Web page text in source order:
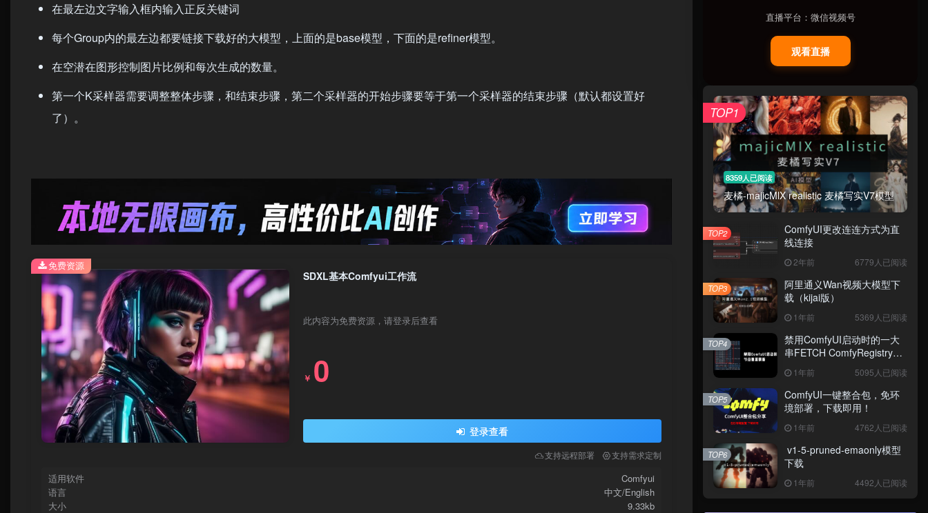
在最左边文字输入框内输入正反关键词
每个Group内的最左边都要链接下载好的大模型，上面的是base模型，下面的是refiner模型。
在空潜在图形控制图片比例和每次生成的数量。
第一个K采样器需要调整整体步骤，和结束步骤，第二个采样器的开始步骤要等于第一个采样器的结束步骤（默认都设置好
了）。
SDXL基本Comfyui工作流
此内容为免费资源，请登录后查看
￥ 0
登录查看
支持远程部署 支持需求定制
适用软件
Comfyui
语言
中文/English
大小
9.33kb
免费资源
直播平台：微信视频号
观看直播
8359人已阅读
麦橘-majicMlX realistic 麦橘写实V7模型
TOP1
ComfyUI更改连连方式为直
线连接
2年前 6779人已阅读
TOP2
阿里通义Wan视频大模型下
载（kijai版）
1年前 5369人已阅读
TOP3
禁用ComfyUI启动时的一大
串FETCH ComfyRegistry
1年前 5095人已阅读
TOP4
ComfyUI一键整合包，免环
境部署，下载即用！
1年前 4762人已阅读
TOP5
v1-5-pruned-emaonly模型
下载
1年前 4492人已阅读
TOP6